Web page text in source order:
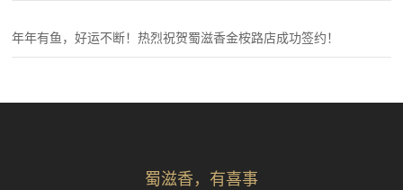
年年有鱼，好运不断！热烈祝贺蜀滋香金桉路店成功签约！
蜀滋香，有喜事